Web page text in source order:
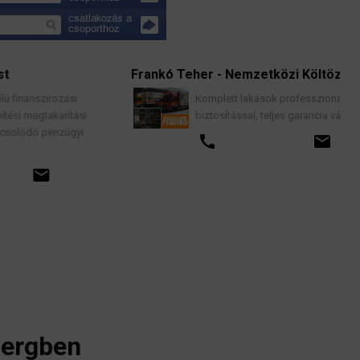
Frankó Teher - Nemzetközi Költöztetés
Komplett lakások professzionális költöztetése
biztosítással, teljes garancia vállalással.
email